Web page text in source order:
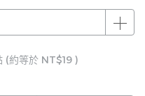
(約等於 NT$19 )